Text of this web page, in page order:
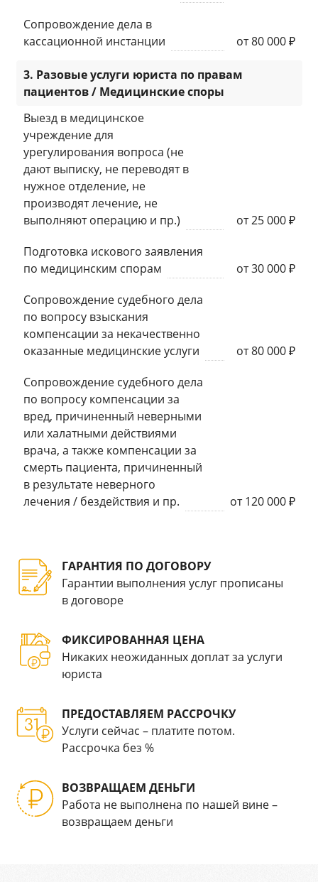
Сопровождение дела в
кассационной инстанции
от 80 000 ₽
3. Разовые услуги юриста по правам
пациентов / Медицинские споры
Выезд в медицинское
учреждение для
урегулирования вопроса (не
дают выписку, не переводят в
нужное отделение, не
производят лечение, не
выполняют операцию и пр.)
от 25 000 ₽
Подготовка искового заявления
по медицинским спорам
от 30 000 ₽
Сопровождение судебного дела
по вопросу взыскания
компенсации за некачественно
оказанные медицинские услуги
от 80 000 ₽
Сопровождение судебного дела
по вопросу компенсации за
вред, причиненный неверными
или халатными действиями
врача, а также компенсации за
смерть пациента, причиненный
в результате неверного
лечения / бездействия и пр.
от 120 000 ₽
ГАРАНТИЯ ПО ДОГОВОРУ
Гарантии выполнения услуг прописаны
в договоре
ФИКСИРОВАННАЯ ЦЕНА
Никаких неожиданных доплат за услуги
юриста
ПРЕДОСТАВЛЯЕМ РАССРОЧКУ
Услуги сейчас – платите потом.
Рассрочка без %
ВОЗВРАЩАЕМ ДЕНЬГИ
Работа не выполнена по нашей вине –
возвращаем деньги